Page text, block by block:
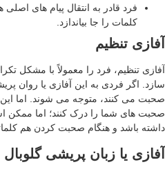
فرد قادر به انتقال پیام های اصلی
کلمات را جا بیاندازد.
تنظیم
تنظیم، فرد را معمولاً با مشکل
اگر فردی به این آفازی یا روان
می کنند، متوجه می شوند. اما این
های شما را درک کنند؛ اما ممکن
باشد و هنگام صحبت کردن هم کلماتی
یا زبان پریشی گلوبال